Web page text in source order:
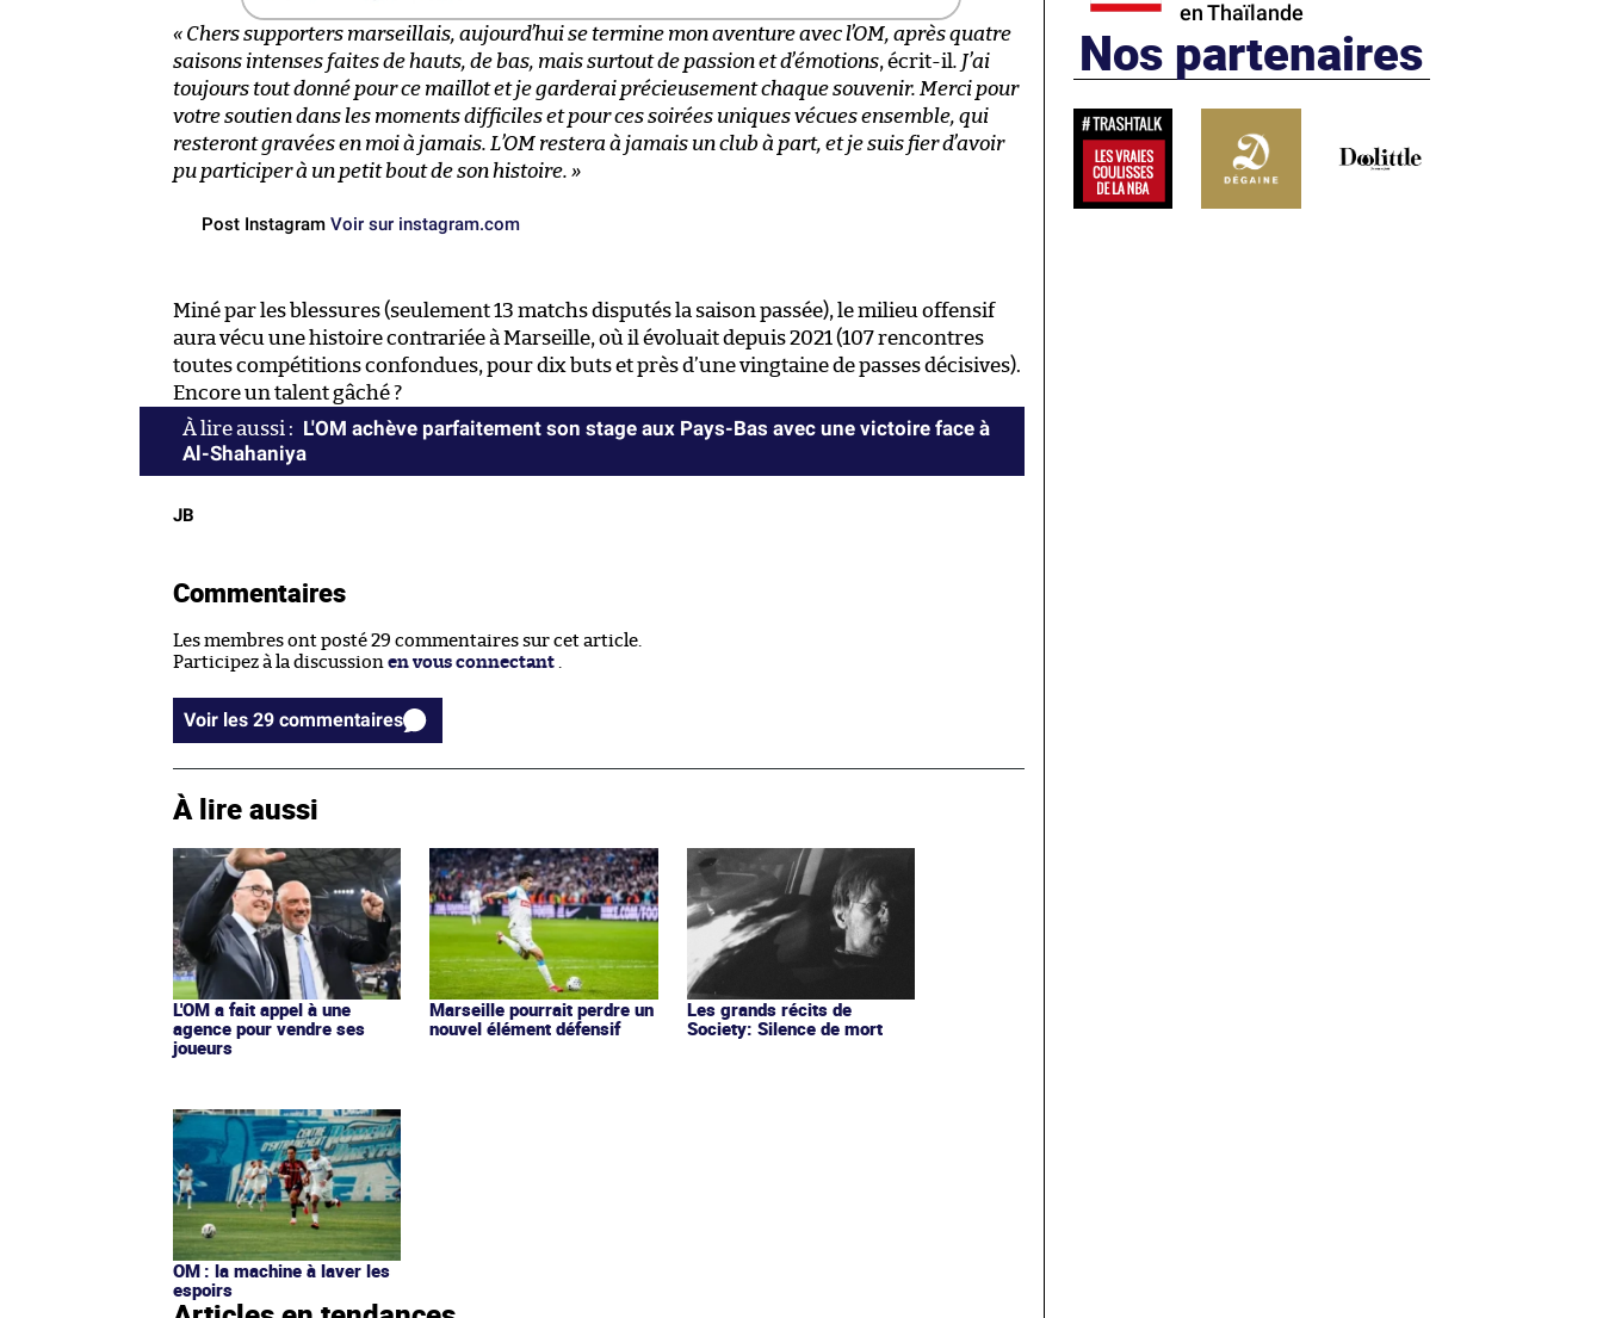
« Chers supporters marseillais, aujourd’hui se termine mon aventure avec l’OM, après quatre
saisons intenses faites de hauts, de bas, mais surtout de passion et d’émotions, écrit-il. J’ai
toujours tout donné pour ce maillot et je garderai précieusement chaque souvenir. Merci pour
votre soutien dans les moments difficiles et pour ces soirées uniques vécues ensemble, qui
resteront gravées en moi à jamais. L’OM restera à jamais un club à part, et je suis fier d’avoir
pu participer à un petit bout de son histoire. »
Post Instagram Voir sur instagram.com
Miné par les blessures (seulement 13 matchs disputés la saison passée), le milieu offensif
aura vécu une histoire contrariée à Marseille, où il évoluait depuis 2021 (107 rencontres
toutes compétitions confondues, pour dix buts et près d’une vingtaine de passes décisives).
Encore un talent gâché ?
L'OM achève parfaitement son stage aux Pays-Bas avec une victoire face à
Al-Shahaniya
JB
Commentaires
Les membres ont posté 29 commentaires sur cet article.
Participez à la discussion en vous connectant .
Voir les 29 commentaires
À lire aussi
L'OM a fait appel à une
agence pour vendre ses
joueurs
Marseille pourrait perdre un
nouvel élément défensif
Les grands récits de
Society: Silence de mort
OM : la machine à laver les
espoirs
en Thaïlande
Nos partenaires